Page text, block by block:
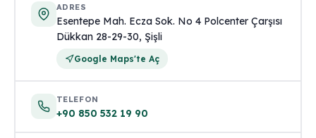
ADRES
Esentepe Mah. Ecza Sok. No 4 Polcenter Çarşısı
Dükkan 28-29-30, Şişli
Google Maps'te Aç
TELEFON
+90 850 532 19 90